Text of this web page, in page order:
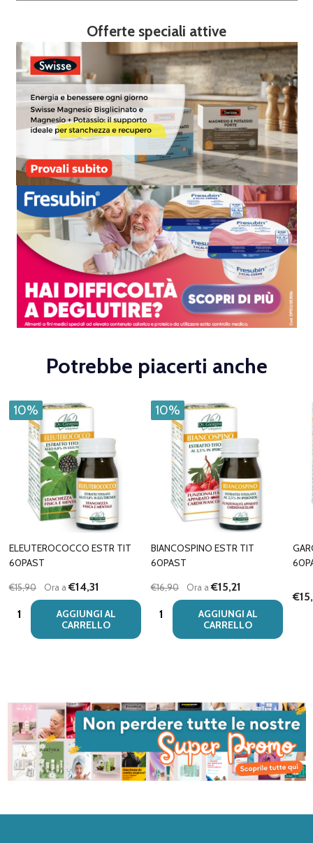
Offerte speciali attive
Potrebbe piacerti anche
10%
ELEUTEROCOCCO ESTR TIT
60PAST
€15,90 Ora a€14,31
Quantità:
AGGIUNGI AL
CARRELLO
10%
BIANCOSPINO ESTR TIT
60PAST
€16,90 Ora a€15,21
Quantità:
AGGIUNGI AL
CARRELLO